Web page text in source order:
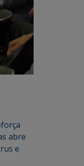
abre
e